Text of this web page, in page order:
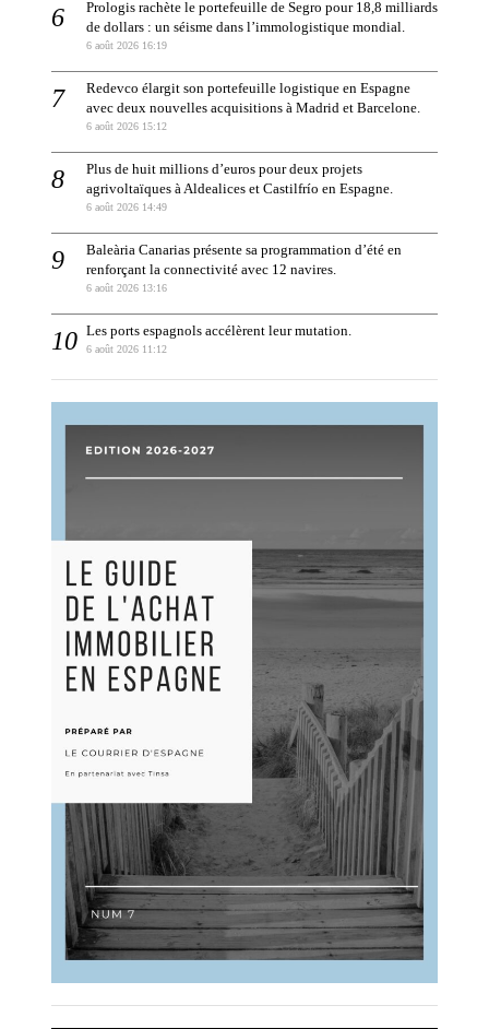
Prologis rachète le portefeuille de Segro pour 18,8 milliards
de dollars : un séisme dans l’immologistique mondial.
6 août 2026 16:19
Redevco élargit son portefeuille logistique en Espagne
avec deux nouvelles acquisitions à Madrid et Barcelone.
6 août 2026 15:12
Plus de huit millions d’euros pour deux projets
agrivoltaïques à Aldealices et Castilfrío en Espagne.
6 août 2026 14:49
Baleària Canarias présente sa programmation d’été en
renforçant la connectivité avec 12 navires.
6 août 2026 13:16
Les ports espagnols accélèrent leur mutation.
6 août 2026 11:12